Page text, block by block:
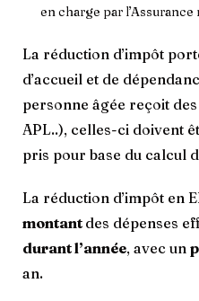
en charge par l’Assurance
La réduction d’impôt
d’accueil et de
personne âgée reçoit
APL..), celles-ci doivent
pris pour base du calcul
La réduction d’impôt en
montant des dépenses
durant l’année, avec un
an.